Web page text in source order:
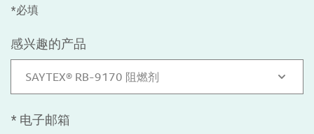
*必填
感兴趣的产品
SAYTEX® RB-9170 阻燃剂
* 电子邮箱